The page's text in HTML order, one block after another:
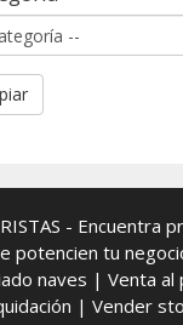
- Encuentra
potencien tu
naves | Venta al
| Vender